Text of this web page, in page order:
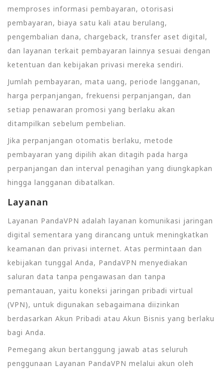
memproses informasi pembayaran, otorisasi
pembayaran, biaya satu kali atau berulang,
pengembalian dana, chargeback, transfer aset digital,
dan layanan terkait pembayaran lainnya sesuai dengan
ketentuan dan kebijakan privasi mereka sendiri.
Jumlah pembayaran, mata uang, periode langganan,
harga perpanjangan, frekuensi perpanjangan, dan
setiap penawaran promosi yang berlaku akan
ditampilkan sebelum pembelian.
Jika perpanjangan otomatis berlaku, metode
pembayaran yang dipilih akan ditagih pada harga
perpanjangan dan interval penagihan yang diungkapkan
hingga langganan dibatalkan.
Layanan
Layanan PandaVPN adalah layanan komunikasi jaringan
digital sementara yang dirancang untuk meningkatkan
keamanan dan privasi internet. Atas permintaan dan
kebijakan tunggal Anda, PandaVPN menyediakan
saluran data tanpa pengawasan dan tanpa
pemantauan, yaitu koneksi jaringan pribadi virtual
(VPN), untuk digunakan sebagaimana diizinkan
berdasarkan Akun Pribadi atau Akun Bisnis yang berlaku
bagi Anda.
Pemegang akun bertanggung jawab atas seluruh
penggunaan Layanan PandaVPN melalui akun oleh